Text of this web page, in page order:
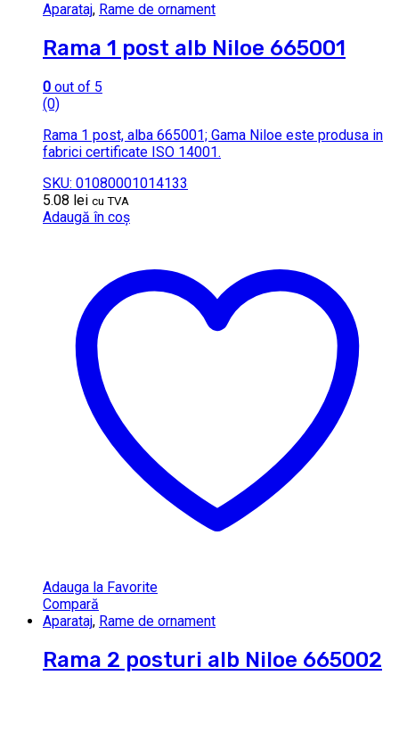
Aparataj, Rame de ornament
Rama 1 post alb Niloe 665001
0 out of 5
(0)
Rama 1 post, alba 665001; Gama Niloe este produsa in
fabrici certificate ISO 14001.
SKU: 01080001014133
5.08 lei cu TVA
Adaugă în coș
Adauga la Favorite
Compară
Aparataj, Rame de ornament
Rama 2 posturi alb Niloe 665002